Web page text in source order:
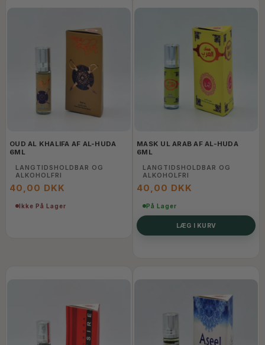
OUD AL KHALIFA AF AL-HUDA
6ML
LANGTIDSHOLDBAR OG
ALKOHOLFRI
40,00 DKK
Ikke På Lager
MASK UL ARAB AF AL-HUDA
6ML
LANGTIDSHOLDBAR OG
ALKOHOLFRI
40,00 DKK
På Lager
LÆG I KURV